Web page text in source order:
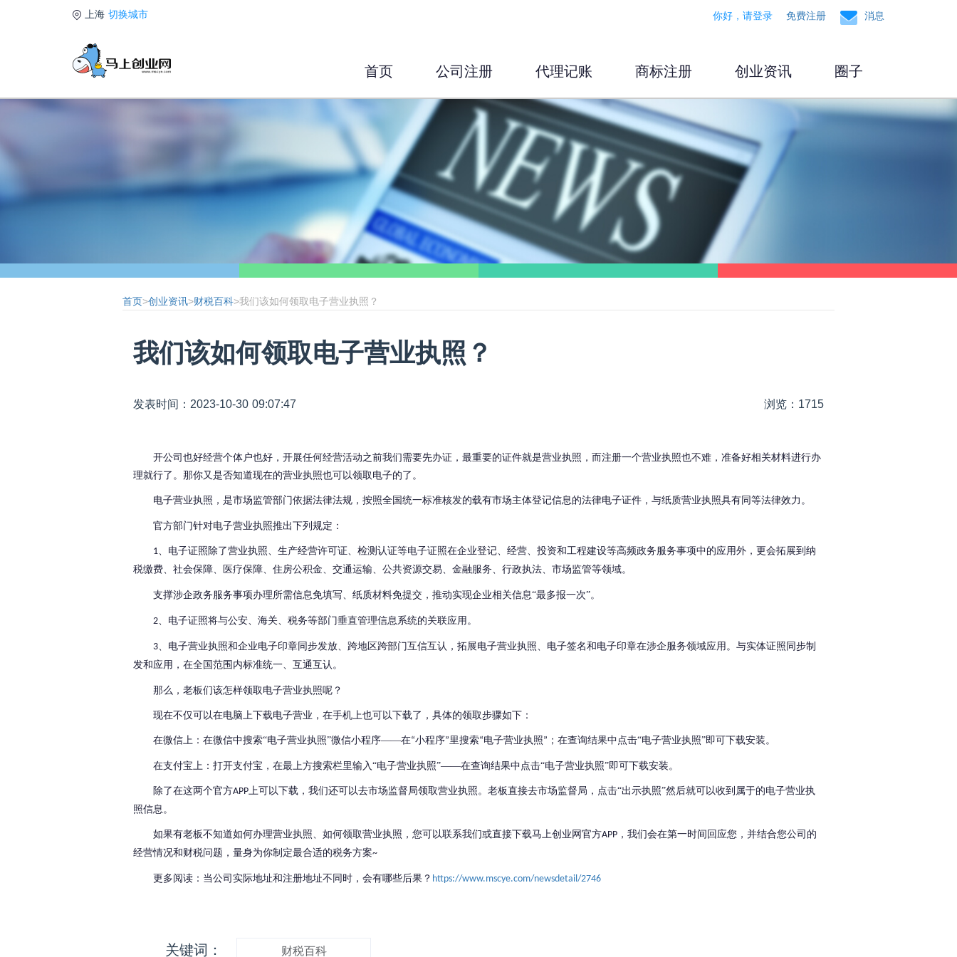
上海 切换城市 你好，请登录 免费注册 消息
首页 公司注册 代理记账 商标注册 创业资讯 圈子
首页>创业资讯>财税百科>我们该如何领取电子营业执照？
我们该如何领取电子营业执照？
发表时间：2023-10-30 09:07:47 浏览：1715
开公司也好经营个体户也好，开展任何经营活动之前我们需要先办证，最重要的证件就是营业执照，而注册一个营业执照也不难，准备好相关材料进行办
理就行了。那你又是否知道现在的营业执照也可以领取电子的了。
电子营业执照，是市场监管部门依据法律法规，按照全国统一标准核发的载有市场主体登记信息的法律电子证件，与纸质营业执照具有同等法律效力。
官方部门针对电子营业执照推出下列规定：
1、 电子证照除了营业执照、生产经营许可证、检测认证等电子证照在企业登记、经营、投资和工程建设等高频政务服务事项中的应用外，更会拓展到纳
税缴费、社会保障、医疗保障、住房公积金、交通运输、公共资源交易、金融服务、行政执法、市场监管等领域。
支撑涉企政务服务事项办理所需信息免填写、纸质材料免提交，推动实现企业相关信息“最多报一次”。
2、 电子证照将与公安、海关、税务等部门垂直管理信息系统的关联应用。
3、电子营业执照和企业电子印章同步发放、跨地区跨部门互信互认，拓展电子营业执照、电子签名和电子印章在涉企服务领域应用。与实体证照同步制
发和应用，在全国范围内标准统一、互通互认。
那么，老板们该怎样领取电子营业执照呢？
现在不仅可以在电脑上下载电子营业，在手机上也可以下载了，具体的领取步骤如下：
在微信上： 在微信中搜索“电子营业执照”微信小程序——在“小程序”里搜索“电子营业执照” ；在查询结果中点击“电子营业执照”即可下载安装。
在支付宝上：打开支付宝，在最上方搜索栏里输入“电子营业执照”——在查询结果中点击“电子营业执照”即可下载安装。
除了在这两个官方APP上可以下载，我们还可以去市场监督局领取营业执照。老板直接去市场监督局，点击“出示执照”然后就可以收到属于的电子营业执
照信息。
如果有老板不知道如何办理营业执照、如何领取营业执照，您可以联系我们或直接下载马上创业网官方APP ，我们会在第一时间回应您，并结合您公司的
经营情况和财税问题，量身为你制定最合适的税务方案~
更多阅读：当公司实际地址和注册地址不同时，会有哪些后果？ https://www.mscye.com/newsdetail/2746
关键词： 财税百科